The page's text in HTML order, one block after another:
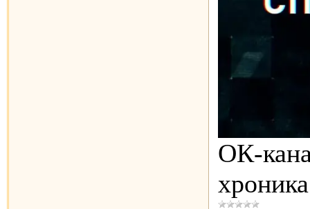
OК-